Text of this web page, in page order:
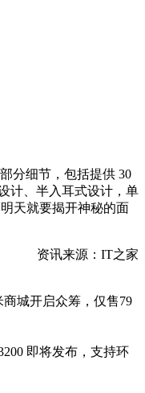
分细节，包括提供 30
计、半入耳式设计，单
天就要揭开神秘的面
资讯来源：IT之家
商城开启众筹，仅售79
即将发布，支持环